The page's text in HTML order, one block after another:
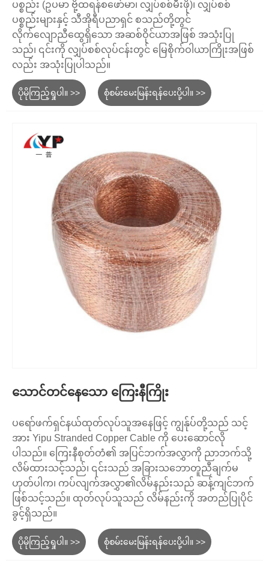
ပစ္စည်း (ဥပမာ ဗို့ထရန်စဖော်မာ၊ လျှပ်စစ်မီးဖို)၊ လျှပ်စစ်
ပစ္စည်းများနှင့် သီအိုရီပညာရှင် စသည်တို့တွင်
လိုက်လျောညီထွေရှိသော အဆစ်ဝိုင်ယာအဖြစ် အသုံးပြု
သည်၊ ၎င်းကို လျှပ်စစ်လုပ်ငန်းတွင် မြေစိုက်ဝါယာကြိုးအဖြစ်
လည်း အသုံးပြုပါသည်။
ပိုမိုကြည့်ရှုပါ။ >> စုံစမ်းမေးမြန်းရန်ပေးပို့ပါ။ >>
သောင်တင်နေသော ကြေးနီကြိုး
ပရော်ဖက်ရှင်နယ်ထုတ်လုပ်သူအနေဖြင့် ကျွန်ုပ်တို့သည် သင့်
အား Yipu Stranded Copper Cable ကို ပေးဆောင်လို
ပါသည်။ ကြေးနီစုတ်တံ၏ အပြင်ဘက်အလွှာကို ညာဘက်သို့
လိမ်ထားသင့်သည်၊ ၎င်းသည် အခြားသဘောတူညီချက်မ
ဟုတ်ပါက၊ ကပ်လျက်အလွှာ၏လိမ်နည်းသည် ဆန့်ကျင်ဘက်
ဖြစ်သင့်သည်။ ထုတ်လုပ်သူသည် လိမ်နည်းကို အတည်ပြုပိုင်
ခွင့်ရှိသည်။
ပိုမိုကြည့်ရှုပါ။ >> စုံစမ်းမေးမြန်းရန်ပေးပို့ပါ။ >>